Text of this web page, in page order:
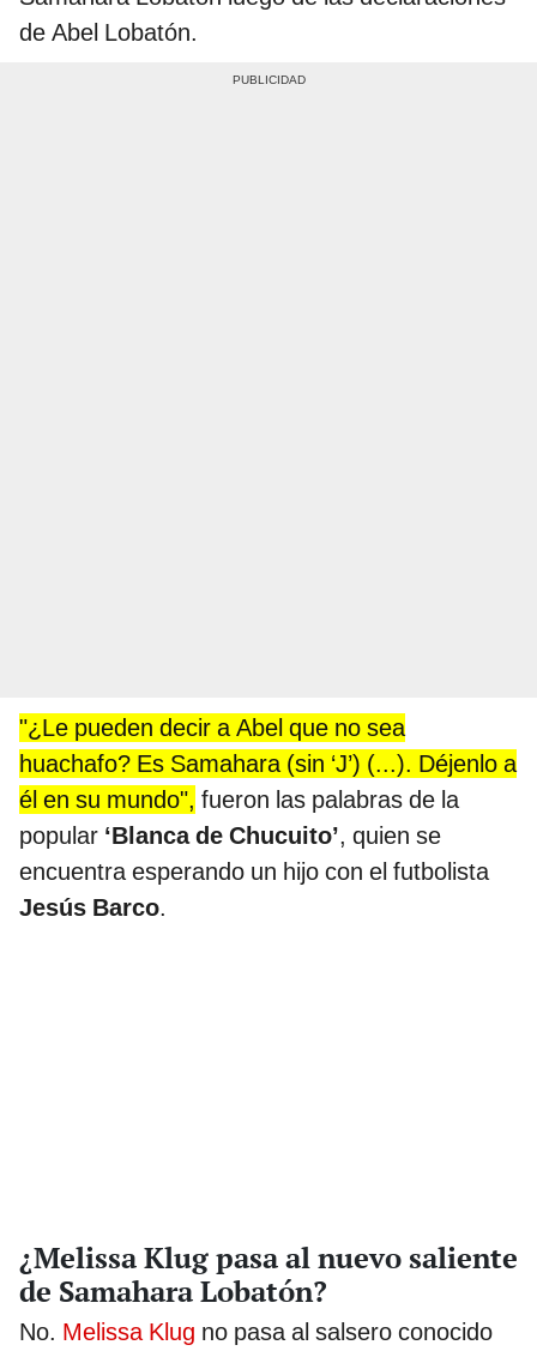
de Abel Lobatón.
"¿Le pueden decir a Abel que no sea
huachafo? Es Samahara (sin ‘J’) (...). Déjenlo a
él en su mundo", fueron las palabras de la
popular ‘Blanca de Chucuito’, quien se
encuentra esperando un hijo con el futbolista
Jesús Barco.
¿Melissa Klug pasa al nuevo saliente
de Samahara Lobatón?
No. Melissa Klug no pasa al salsero conocido